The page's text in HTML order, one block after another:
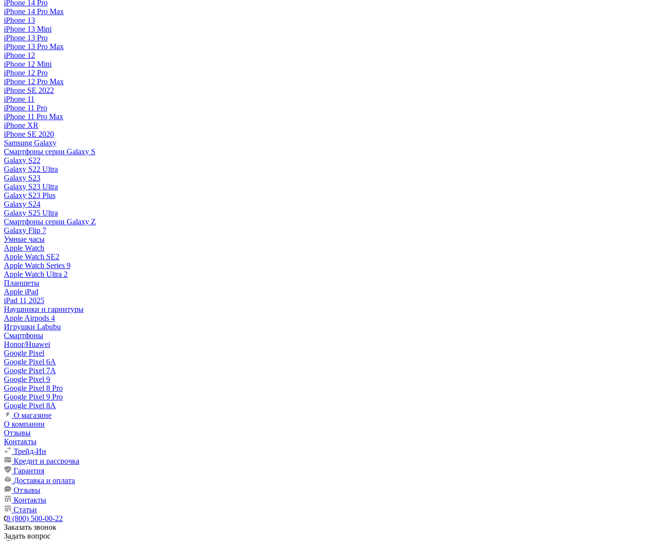
iPhone 14 Pro
iPhone 14 Pro Max
iPhone 13
iPhone 13 Mini
iPhone 13 Pro
iPhone 13 Pro Max
iPhone 12
iPhone 12 Mini
iPhone 12 Pro
iPhone 12 Pro Max
iPhone SE 2022
iPhone 11
iPhone 11 Pro
iPhone 11 Pro Max
iPhone XR
iPhone SE 2020
Samsung Galaxy
Смартфоны серии Galaxy S
Galaxy S22
Galaxy S22 Ultra
Galaxy S23
Galaxy S23 Ultra
Galaxy S23 Plus
Galaxy S24
Galaxy S25 Ultra
Смартфоны серии Galaxy Z
Galaxy Flip 7
Умные часы
Apple Watch
Apple Watch SE2
Apple Watch Series 9
Apple Watch Ultra 2
Планшеты
Apple iPad
iPad 11 2025
Наушники и гарнитуры
Apple Airpods 4
Игрушки Labubu
Смартфоны
Honor/Huawei
Google Pixel
Google Pixel 6A
Google Pixel 7А
Google Pixel 9
Google Pixel 8 Pro
Google Pixel 9 Pro
Google Pixel 8A
О магазине
О компании
Отзывы
Контакты
Трейд-Ин
Кредит и рассрочка
Гарантия
Доставка и оплата
Отзывы
Контакты
Статьи
8 (800) 500-00-22
Заказать звонок
Задать вопрос